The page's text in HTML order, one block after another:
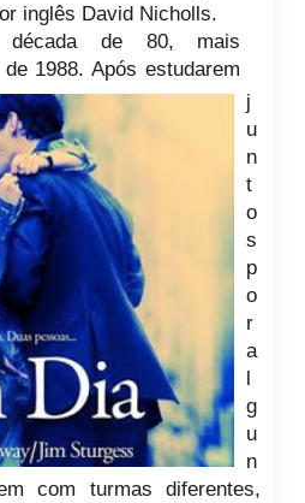
inglês David Nicholls.
década de 80, mais
1988. Após estudarem
j
u
n
t
o
s
p
o
r
a
g
u
n
com turmas diferentes,